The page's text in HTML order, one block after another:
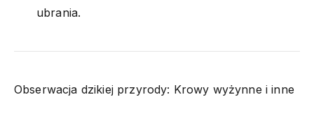
ubrania.
Obserwacja dzikiej przyrody: Krowy wyżynne i inne